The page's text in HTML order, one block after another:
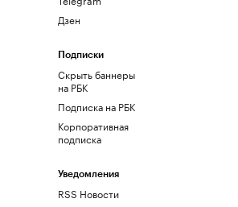
Дзен
Подписки
Скрыть баннеры
на РБК
Подписка на РБК
Корпоративная
подписка
Уведомления
RSS Новости